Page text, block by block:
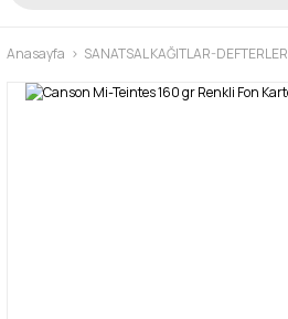
Anasayfa SANATSAL KAĞITLAR-DEFTERLER